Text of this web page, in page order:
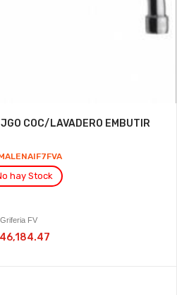
COC/LAVADERO EMBUTIR
hay Stock
Griferia FV